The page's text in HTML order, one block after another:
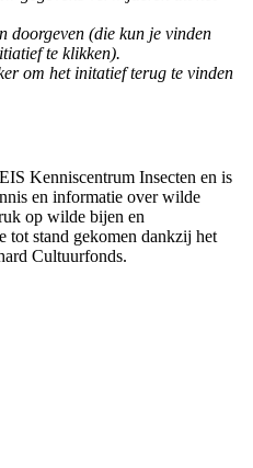
doorgeven (die kun je vinden
te klikken).
om het initatief terug te vinden
Kenniscentrum Insecten en is
en informatie over wilde
op wilde bijen en
tot stand gekomen dankzij het
Cultuurfonds.